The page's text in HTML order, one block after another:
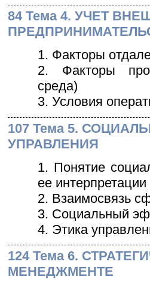
84 Тема 4. УЧЕТ
1. Факторы
2. Факторы
среда)
3. Условия
107 Тема 5.
УПРАВЛЕНИЯ
1. Понятие
ее интерпретации
2. Взаимосвязь
3. Социальный
4. Этика
124 Тема 6.
МЕНЕДЖМЕНТЕ